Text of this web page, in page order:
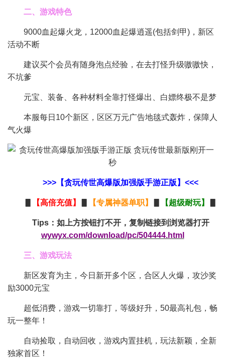
二、游戏特色
9000血起爆火龙，12000血起爆逍遥(包括剑甲)，新区
活动不断
建议买个会员有随身泡点经验，在去打怪升级嗷嗷快，
不坑爹
元宝、装备、各种材料全靠打怪爆出、白嫖终极不是梦
本服每日10个新区，区区万元广告地毯式轰炸，保障人
气火爆
>>>【贪玩传世高爆版加强版手游正版】<<<
【高倍充值】 【专属神器单职】 【超级耐玩】
Tips：如上方按钮打不开，复制链接到浏览器打开
wywyx.com/download/pc/504444.html
三、游戏玩法
新区发育为主，今日新开多个区，合区人火爆，攻沙奖
励3000元宝
超低消费，游戏一切靠打，等级好升，50最高礼包，畅
玩一整年！
自动捡取，自动回收，游戏内置挂机，玩法新颖，全新
独家首区！